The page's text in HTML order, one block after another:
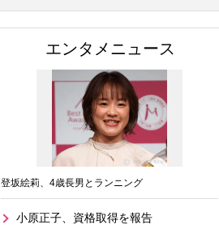
エンタメニュース
登坂絵莉、4歳長男とランニング
小原正子、資格取得を報告